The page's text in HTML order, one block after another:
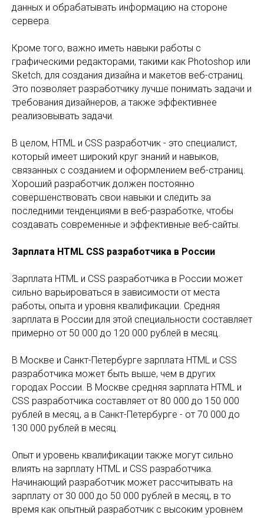
данных и обрабатывать информацию на стороне
сервера.
Кроме того, важно иметь навыки работы с
графическими редакторами, такими как Photoshop или
Sketch, для создания дизайна и макетов веб-страниц.
Это позволяет разработчику лучше понимать задачи и
требования дизайнеров, а также эффективнее
реализовывать задачи.
В целом, HTML и CSS разработчик - это специалист,
который имеет широкий круг знаний и навыков,
связанных с созданием и оформлением веб-страниц.
Хороший разработчик должен постоянно
совершенствовать свои навыки и следить за
последними тенденциями в веб-разработке, чтобы
создавать современные и эффективные веб-сайты.
Зарплата HTML CSS разработчика в России
Зарплата HTML и CSS разработчика в России может
сильно варьироваться в зависимости от места
работы, опыта и уровня квалификации. Средняя
зарплата в России для этой специальности составляет
примерно от 50 000 до 120 000 рублей в месяц.
В Москве и Санкт-Петербурге зарплата HTML и CSS
разработчика может быть выше, чем в других
городах России. В Москве средняя зарплата HTML и
CSS разработчика составляет от 80 000 до 150 000
рублей в месяц, а в Санкт-Петербурге - от 70 000 до
130 000 рублей в месяц.
Опыт и уровень квалификации также могут сильно
влиять на зарплату HTML и CSS разработчика.
Начинающий разработчик может рассчитывать на
зарплату от 30 000 до 50 000 рублей в месяц, в то
время как опытный разработчик с высоким уровнем